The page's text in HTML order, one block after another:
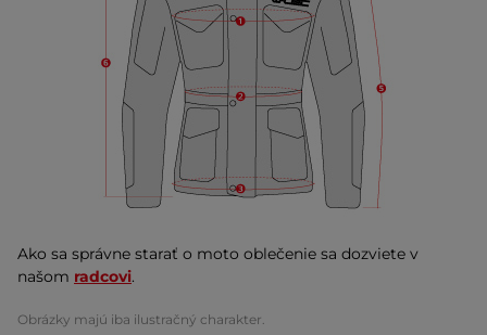
Ako sa správne starať o moto oblečenie sa dozviete v
našom radcovi.
Obrázky majú iba ilustračný charakter.